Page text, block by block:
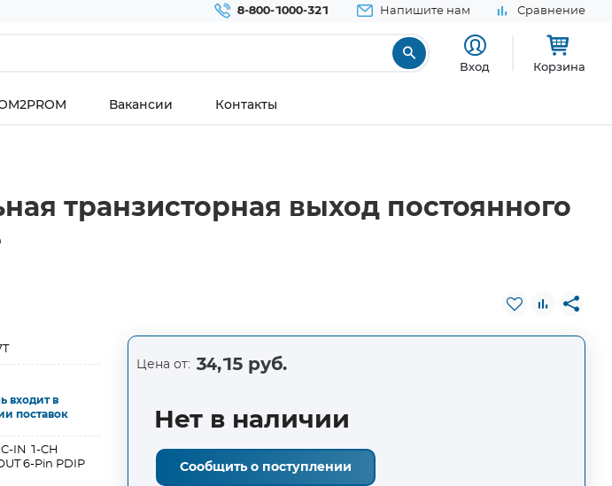
8-800-1000-321 Напишите нам Сравнение
Вход Корзина
Вакансии Контакты
транзисторная выход постоянного
входит в
поставок
IN 1-CH
6-Pin PDIP
Цена от: 34,15 руб.
Нет в наличии
Сообщить о поступлении